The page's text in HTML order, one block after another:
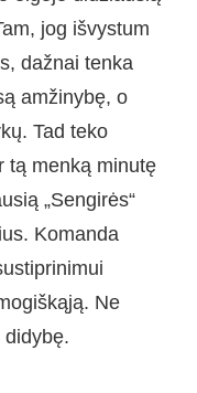
jog išvystum
dažnai tenka
amžinybę, o
Tad teko
tą menką minutę
„Sengirės“
Komanda
Ne